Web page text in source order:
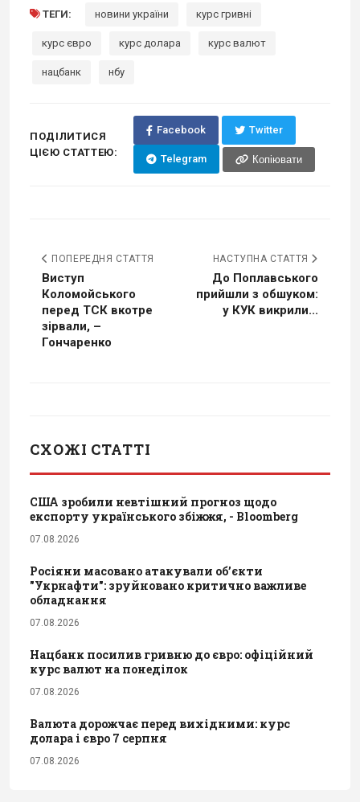
ТЕГИ: новини україни курс гривні
курс євро курс долара курс валют
нацбанк нбу
ПОДІЛИТИСЯ
ЦІЄЮ СТАТТЕЮ:
Facebook Twitter
Telegram Копіювати
ПОПЕРЕДНЯ СТАТТЯ
Виступ
Коломойського
перед ТСК вкотре
зірвали, –
Гончаренко
НАСТУПНА СТАТТЯ
До Поплавського
прийшли з обшуком:
у КУК викрили...
СХОЖІ СТАТТІ
США зробили невтішний прогноз щодо
експорту українського збіжжя, - Bloomberg
07.08.2026
Росіяни масовано атакували обʼєкти
"Укрнафти": зруйновано критично важливе
обладнання
07.08.2026
Нацбанк посилив гривню до євро: офіційний
курс валют на понеділок
07.08.2026
Валюта дорожчає перед вихідними: курс
долара і євро 7 серпня
07.08.2026